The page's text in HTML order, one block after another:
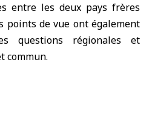
entre les deux pays frères
points de vue ont également
questions régionales et
commun.